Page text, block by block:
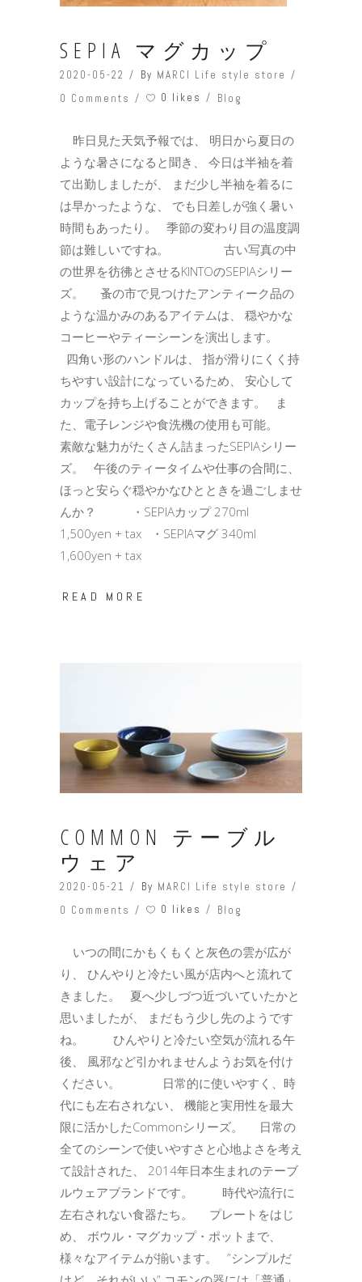
SEPIA マグカップ
2020-05-22 By MARCI Life style store
0 Comments
0 likes Blog
昨日見た天気予報では、 明日から夏日の
ような暑さになると聞き、 今日は半袖を着
て出勤しましたが、 まだ少し半袖を着るに
は早かったような、 でも日差しが強く暑い
時間もあったり。 季節の変わり目の温度調
節は難しいですね。 古い写真の中
の世界を彷彿とさせるKINTOのSEPIAシリー
ズ。 蚤の市で見つけたアンティーク品の
ような温かみのあるアイテムは、 穏やかな
コーヒーやティーシーンを演出します。
四角い形のハンドルは、 指が滑りにくく持
ちやすい設計になっているため、 安心して
カップを持ち上げることができます。 ま
た、電子レンジや食洗機の使用も可能。
素敵な魅力がたくさん詰まったSEPIAシリー
ズ。 午後のティータイムや仕事の合間に、
ほっと安らぐ穏やかなひとときを過ごしませ
んか？ ・SEPIAカップ 270ml
1,500yen + tax ・SEPIAマグ 340ml
1,600yen + tax
READ MORE
COMMON テーブル
ウェア
2020-05-21 By MARCI Life style store
0 Comments
0 likes Blog
いつの間にかもくもくと灰色の雲が広が
り、 ひんやりと冷たい風が店内へと流れて
きました。 夏へ少しづつ近づいていたかと
思いましたが、 まだもう少し先のようです
ね。 ひんやりと冷たい空気が流れる午
後、 風邪など引かれませんようお気を付け
ください。 日常的に使いやすく、時
代にも左右されない、 機能と実用性を最大
限に活かしたCommonシリーズ。 日常の
全てのシーンで使いやすさと心地よさを考え
て設計された、 2014年日本生まれのテーブ
ルウェアブランドです。 時代や流行に
左右されない食器たち。 プレートをはじ
め、 ボウル・マグカップ・ポットまで、
様々なアイテムが揃います。 ”シンプルだ